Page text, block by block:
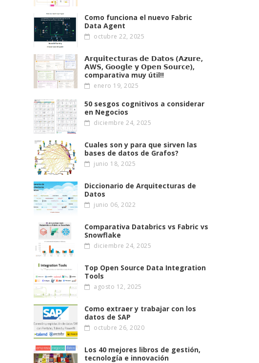
Como funciona el nuevo Fabric
Data Agent
octubre 22, 2025
𝗔𝗿𝗾𝘂𝗶𝘁𝗲𝗰𝘁𝘂𝗿𝗮𝘀 𝗱𝗲 𝗗𝗮𝘁𝗼𝘀 (𝗔𝘇𝘂𝗿𝗲,
𝗔W𝗦, 𝗚𝗼𝗼𝗴𝗹𝗲 𝘆 𝗢𝗽𝗲𝗻 𝗦𝗼𝘂𝗿𝗰𝗲),
comparativa muy útil!!
enero 19, 2025
50 sesgos cognitivos a considerar
en Negocios
diciembre 24, 2025
Cuales son y para que sirven las
bases de datos de Grafos?
junio 18, 2025
Diccionario de Arquitecturas de
Datos
junio 06, 2022
Comparativa Databrics vs Fabric vs
Snowflake
diciembre 24, 2025
Top Open Source Data Integration
Tools
agosto 12, 2025
Como extraer y trabajar con los
datos de SAP
octubre 26, 2020
Los 40 mejores libros de gestión,
tecnología e innovación